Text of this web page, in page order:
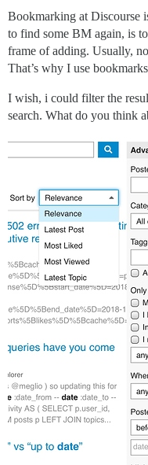
Bookmarking at Discourse
to find some BM again, is
frame of adding. Usually,
That’s why I use
I wish, i could filter the
search. What do you think